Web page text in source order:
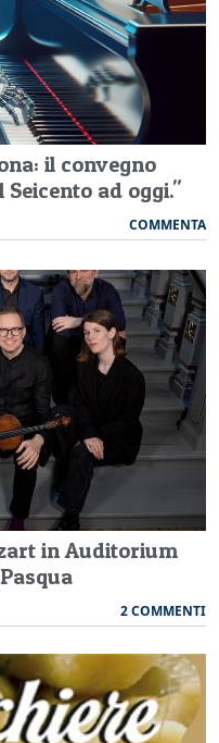
il convegno
ad oggi."
COMMENTA
in Auditorium
2 COMMENTI